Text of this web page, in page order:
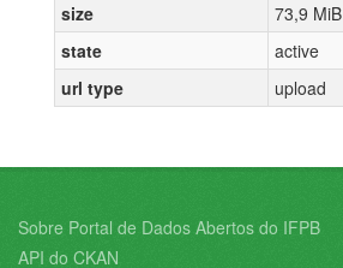
size
73,9 MiB
state
active
url type
upload
Sobre Portal de Dados Abertos do IFPB
API do CKAN